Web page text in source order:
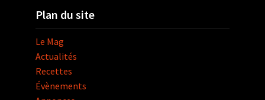
Plan du site
Le Mag
Actualités
Recettes
Évènements